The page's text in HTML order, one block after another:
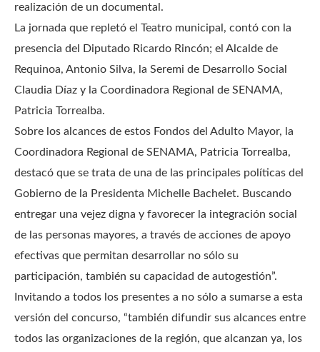
realización de un documental.
La jornada que repletó el Teatro municipal, contó con la
presencia del Diputado Ricardo Rincón; el Alcalde de
Requinoa, Antonio Silva, la Seremi de Desarrollo Social
Claudia Díaz y la Coordinadora Regional de SENAMA,
Patricia Torrealba.
Sobre los alcances de estos Fondos del Adulto Mayor, la
Coordinadora Regional de SENAMA, Patricia Torrealba,
destacó que se trata de una de las principales políticas del
Gobierno de la Presidenta Michelle Bachelet. Buscando
entregar una vejez digna y favorecer la integración social
de las personas mayores, a través de acciones de apoyo
efectivas que permitan desarrollar no sólo su
participación, también su capacidad de autogestión”.
Invitando a todos los presentes a no sólo a sumarse a esta
versión del concurso, “también difundir sus alcances entre
todos las organizaciones de la región, que alcanzan ya, los